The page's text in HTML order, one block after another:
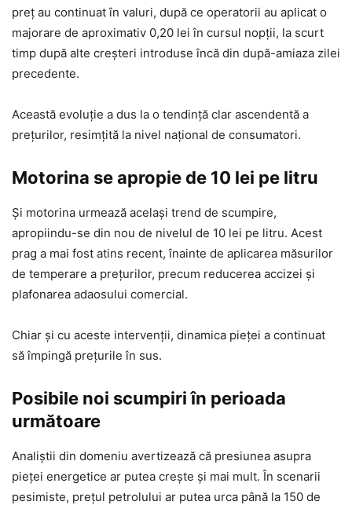
preț au continuat în valuri, după ce operatorii au aplicat o
majorare de aproximativ 0,20 lei în cursul nopții, la scurt
timp după alte creșteri introduse încă din după-amiaza zilei
precedente.
Această evoluție a dus la o tendință clar ascendentă a
prețurilor, resimțită la nivel național de consumatori.
Motorina se apropie de 10 lei pe litru
Și motorina urmează același trend de scumpire,
apropiindu-se din nou de nivelul de 10 lei pe litru. Acest
prag a mai fost atins recent, înainte de aplicarea măsurilor
de temperare a prețurilor, precum reducerea accizei și
plafonarea adaosului comercial.
Chiar și cu aceste intervenții, dinamica pieței a continuat
să împingă prețurile în sus.
Posibile noi scumpiri în perioada
următoare
Analiștii din domeniu avertizează că presiunea asupra
pieței energetice ar putea crește și mai mult. În scenarii
pesimiste, prețul petrolului ar putea urca până la 150 de